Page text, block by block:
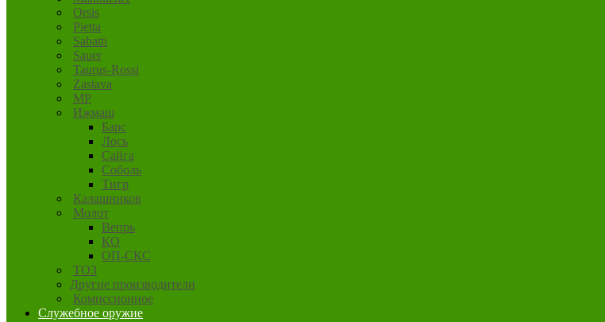
Orsis
Pietta
Sabatti
Sauer
Taurus-Rossi
Zastava
MP
Ижмаш
Барс
Лось
Сайга
Соболь
Тигр
Калашников
Молот
Вепрь
КО
ОП-СКС
ТОЗ
Другие производители
Комиссионное
Служебное оружие